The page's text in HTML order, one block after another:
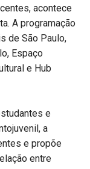
acontece
A programação
de São Paulo,
Espaço
e Hub
e
a
e propõe
entre